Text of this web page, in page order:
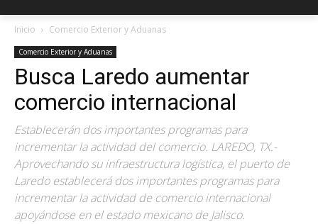
Inicio Comercio Exterior y Aduanas
Comercio Exterior y Aduanas
Busca Laredo aumentar
comercio internacional
Establecerán dos importantes programas para
incrementar la actividad del comercio. LAREDO, TX.-
Aprovechando su infraestructura logística, el puerto de
Laredo establecerá dos importantes programas para
incrementar la actividad de comercio internacional
apoyándose en el estado mexicano de Jalisco.